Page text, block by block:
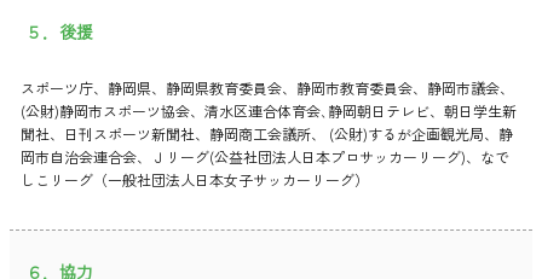
５．後援
スポーツ庁、静岡県、静岡県教育委員会、静岡市教育委員会、静岡市議会、
(公財)静岡市スポーツ協会、清水区連合体育会､静岡朝日テレビ、朝日学生新
聞社、日刊スポーツ新聞社、静岡商工会議所、 (公財)するが企画観光局、静
岡市自治会連合会、Ｊリーグ(公益社団法人日本プロサッカーリーグ)、なで
しこリーグ（一般社団法人日本女子サッカーリーグ）
６．協力